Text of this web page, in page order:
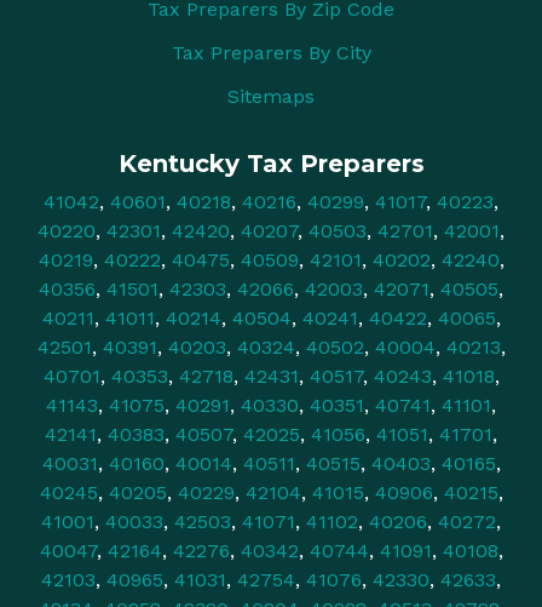
Tax Preparers By Zip Code
Tax Preparers By City
Sitemaps
Kentucky Tax Preparers
41042, 40601, 40218, 40216, 40299, 41017, 40223,
40220, 42301, 42420, 40207, 40503, 42701, 42001,
40219, 40222, 40475, 40509, 42101, 40202, 42240,
40356, 41501, 42303, 42066, 42003, 42071, 40505,
40211, 41011, 40214, 40504, 40241, 40422, 40065,
42501, 40391, 40203, 40324, 40502, 40004, 40213,
40701, 40353, 42718, 42431, 40517, 40243, 41018,
41143, 41075, 40291, 40330, 40351, 40741, 41101,
42141, 40383, 40507, 42025, 41056, 41051, 41701,
40031, 40160, 40014, 40511, 40515, 40403, 40165,
40245, 40205, 40229, 42104, 41015, 40906, 40215,
41001, 40033, 42503, 41071, 41102, 40206, 40272,
40047, 42164, 42276, 40342, 40744, 41091, 40108,
42103, 40965, 41031, 42754, 41076, 42330, 42633,